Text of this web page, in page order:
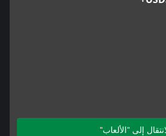
إلى "الألعاب"